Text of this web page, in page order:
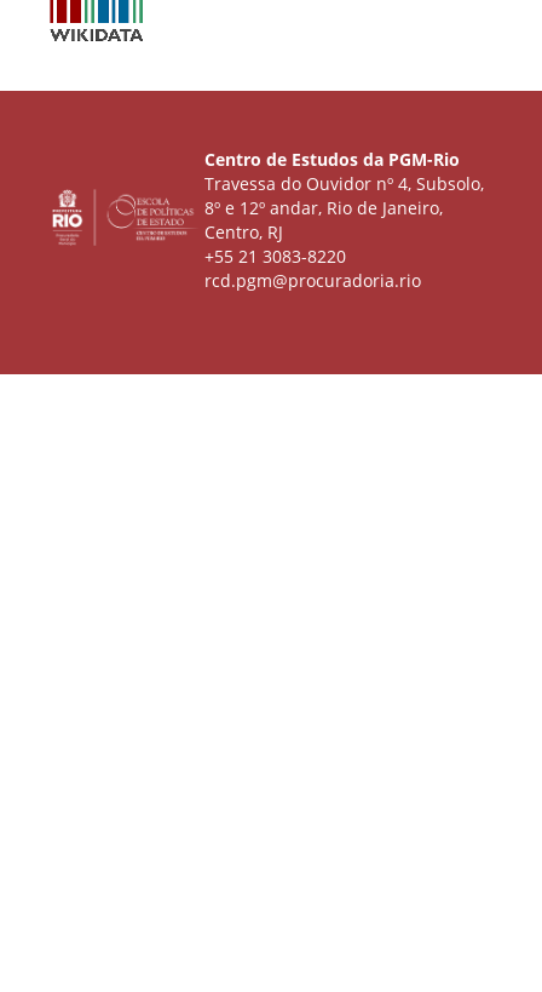
Centro de Estudos da PGM-Rio
Travessa do Ouvidor nº 4, Subsolo,
8º e 12º andar, Rio de Janeiro,
Centro, RJ
+55 21 3083-8220
rcd.pgm@procuradoria.rio